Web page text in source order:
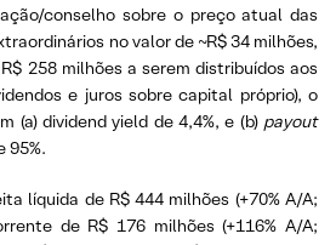
conselho sobre o preço atual das
no valor de ~R$ 34 milhões,
258 milhões a serem distribuídos aos
e juros sobre capital próprio), o
(a) dividend yield de 4,4%, e (b) payout
95%.
líquida de R$ 444 milhões (+70% A/A;
de R$ 176 milhões (+116% A/A;